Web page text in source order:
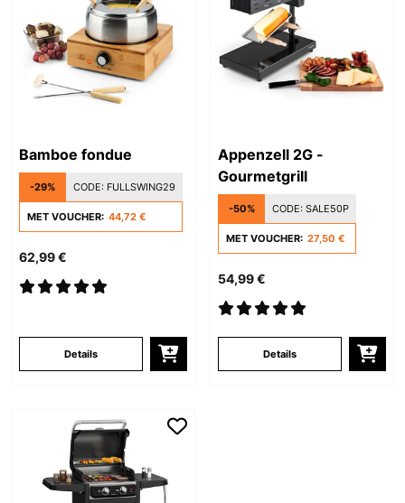
Bamboe fondue
-29% CODE: FULLSWING29
MET VOUCHER: 44,72 €
62,99 €
Details
Appenzell 2G -
Gourmetgrill
-50% CODE: SALE50P
MET VOUCHER: 27,50 €
54,99 €
Details